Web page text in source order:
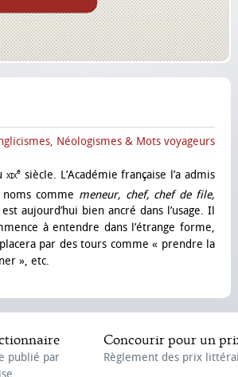
Néologismes & Mots voyageurs
xixe siècle. L’Académie française l’a admis
comme meneur, chef, chef de file,
aujourd’hui bien ancré dans l’usage. Il
à entendre dans l’étrange forme,
par des tours comme « prendre la
», etc.
publié par
Concourir pour un
Règlement des prix